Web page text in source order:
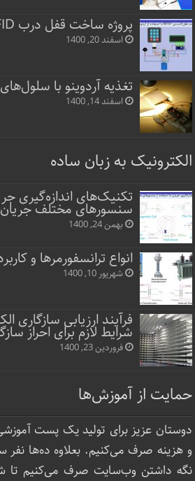
پروژه ساخت قفل‌ درب RFID با آردوینو
اسفند 20, 1400
تغذیه آردوینو با
اسفند 14, 1400
الکترونیک به زبان ساده
تکنیک‌های اندازه‌گیری
سنسورهای مختلف جریان
بهمن 24, 1400
انواع ترانسفورمرها و
شهریور 10, 1400
فرآیند ارزیابی سازگاری
شرایط لازم برای احراز
فروردین 23, 1400
حمایت از آموزش‌ها
دوستان عزیز برای تولید یک پست
و هزینه صرف می‌کنیم. بعلاوه ده‌ها نفر
نگه داشتن وب‌سایت صرف ‌می‌کنیم تا